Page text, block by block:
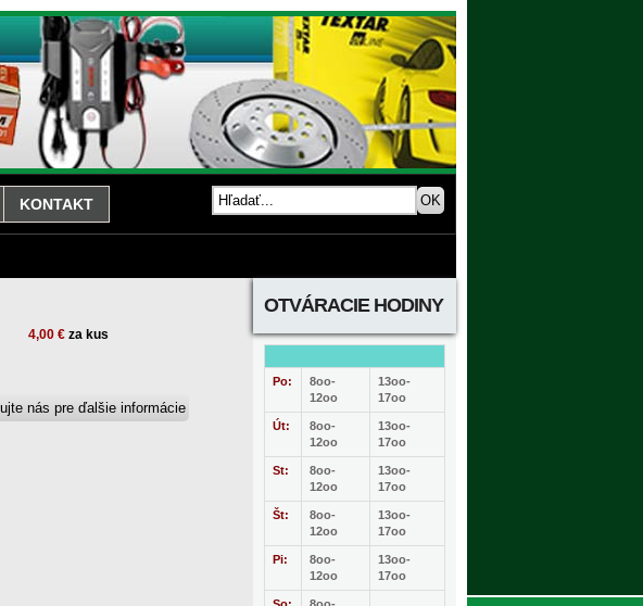
KONTAKT
4,00 € za kus
OTVÁRACIE HODINY
Po:
8oo-
12oo
13oo-
17oo
Út:
8oo-
12oo
13oo-
17oo
St:
8oo-
12oo
13oo-
17oo
Št:
8oo-
12oo
13oo-
17oo
Pi:
8oo-
12oo
13oo-
17oo